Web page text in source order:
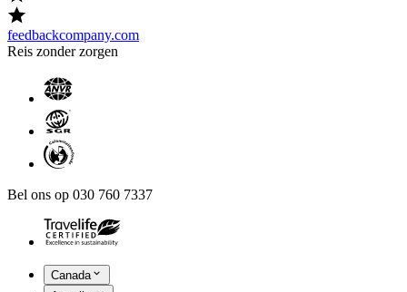
feedbackcompany.com
Reis zonder zorgen
Bel ons op 030 760 7337
Canada